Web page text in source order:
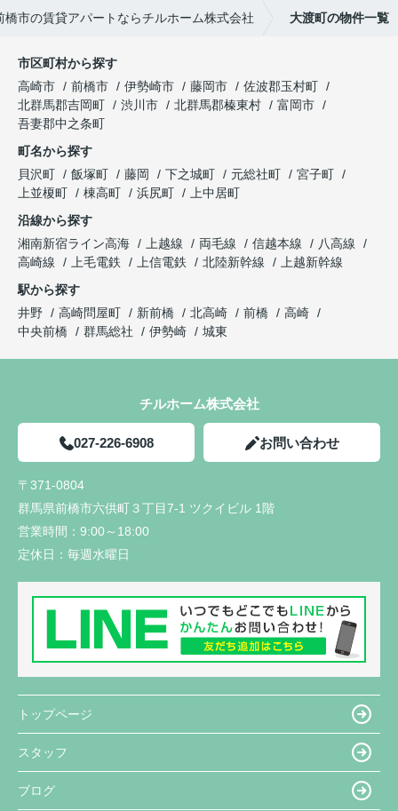
橋市の賃貸アパートならチルホーム株式会社 大渡町の物件一覧
市区町村から探す
高崎市
前橋市 伊勢崎市 藤岡市
佐波郡玉村町
北群馬郡吉岡町
渋川市 北群馬郡榛東村
富岡市
吾妻郡中之条町
町名から探す
貝沢町
飯塚町 藤岡 下之城町 元総社町
宮子町
上並榎町
棟高町 浜尻町
上中居町
沿線から探す
湘南新宿ライン高海
上越線 両毛線 信越本線
八高線
高崎線
上毛電鉄 上信電鉄 北陸新幹線
上越新幹線
駅から探す
井野
高崎問屋町 新前橋 北高崎 前橋
高崎
中央前橋
群馬総社 伊勢崎 城東
チルホーム株式会社
027-226-6908 お問い合わせ
〒371-0804
群馬県前橋市六供町３丁目7-1 ツクイビル 1階
営業時間： 9:00～18:00
定休日： 毎週水曜日
トップページ
スタッフ
ブログ